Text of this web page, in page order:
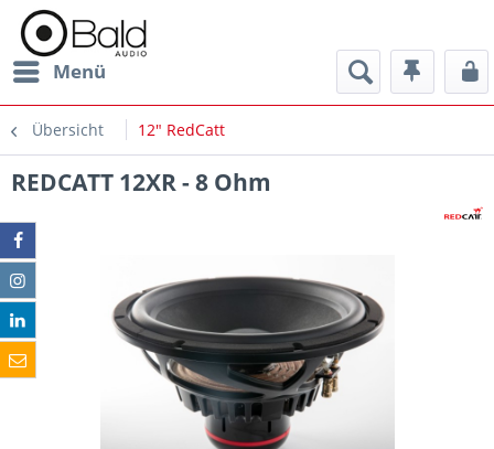
Menü
Übersicht 12" RedCatt
REDCATT 12XR - 8 Ohm